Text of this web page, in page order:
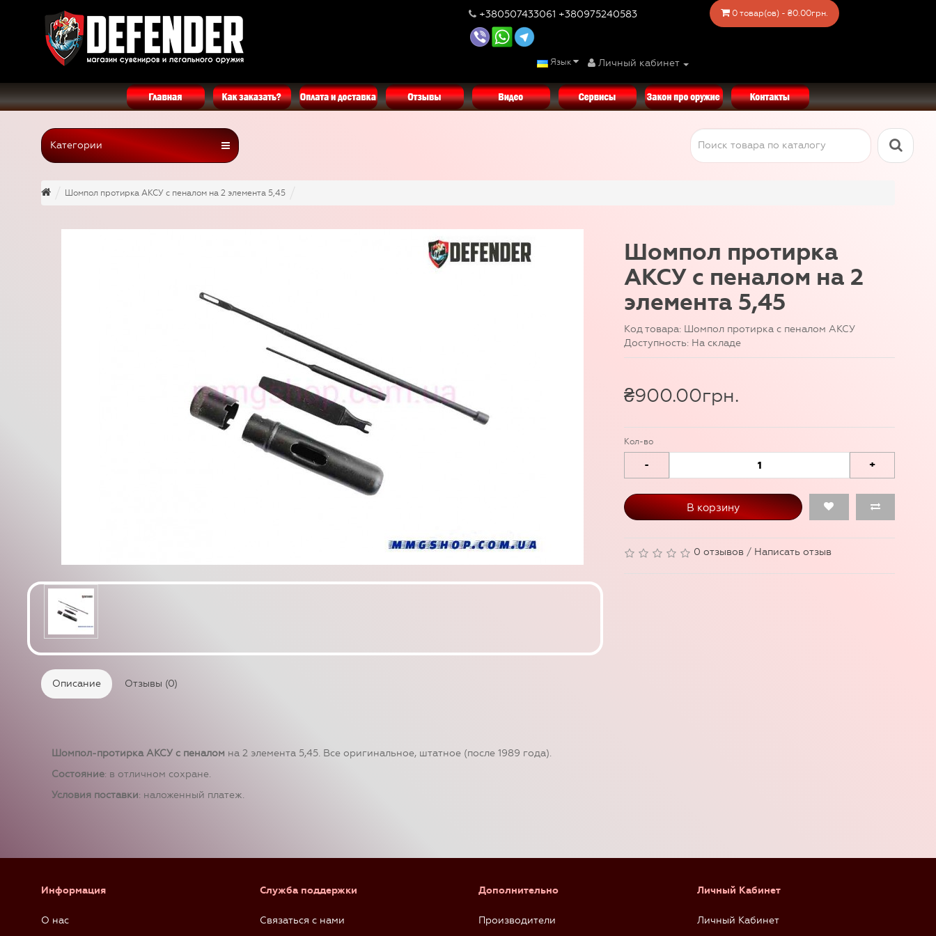
+380507433061 +380975240583 0 товар(ов) - ₴0.00грн.
Язык Личный кабинет
Категории
Шомпол протирка АКСУ с пеналом на 2 элемента 5,45
Шомпол протирка
АКСУ с пеналом на 2
элемента 5,45
Код товара: Шомпол протирка с пеналом АКСУ
Доступность: На складе
₴900.00грн.
Кол-во
- +
В корзину
0 отзывов / Написать отзыв
Описание Отзывы (0)
Шомпол-протирка АКСУ с пеналом на 2 элемента 5,45. Все оригинальное, штатное (после 1989 года).
Состояние: в отличном сохране.
Условия поставки: наложенный платеж.
Информация
О нас
Служба поддержки
Связаться с нами
Дополнительно
Производители
Личный Кабинет
Личный Кабинет